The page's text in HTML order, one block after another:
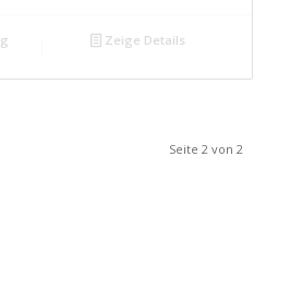
Zeige Details
Seite 2 von 2